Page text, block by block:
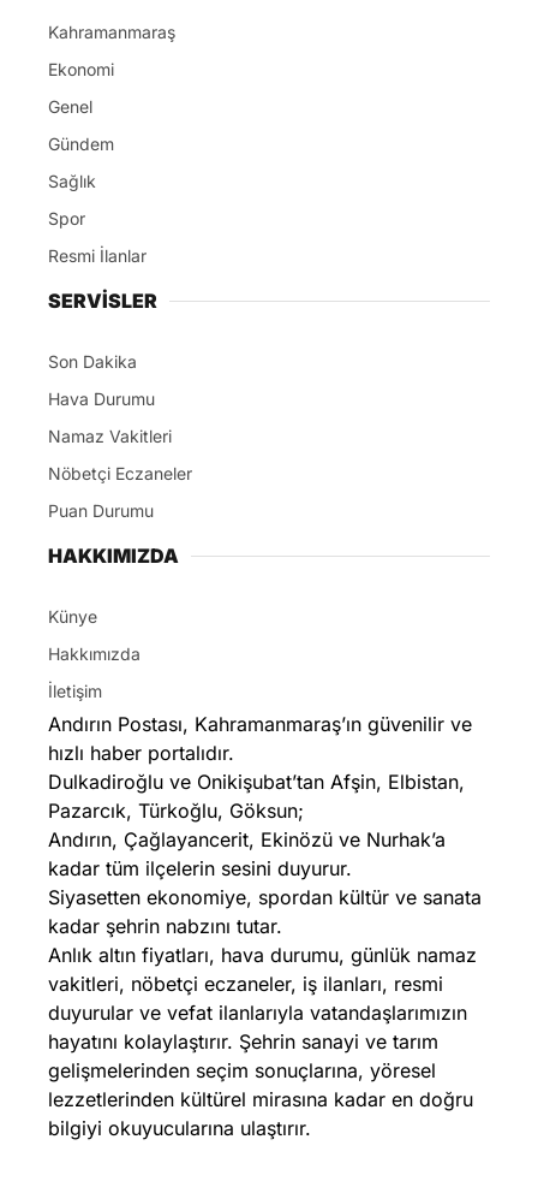
Kahramanmaraş
Ekonomi
Genel
Gündem
Sağlık
Spor
Resmi İlanlar
SERVİSLER
Son Dakika
Hava Durumu
Namaz Vakitleri
Nöbetçi Eczaneler
Puan Durumu
HAKKIMIZDA
Künye
Hakkımızda
İletişim
Andırın Postası, Kahramanmaraş’ın güvenilir ve
hızlı haber portalıdır.
Dulkadiroğlu ve Onikişubat’tan Afşin, Elbistan,
Pazarcık, Türkoğlu, Göksun;
Andırın, Çağlayancerit, Ekinözü ve Nurhak’a
kadar tüm ilçelerin sesini duyurur.
Siyasetten ekonomiye, spordan kültür ve sanata
kadar şehrin nabzını tutar.
Anlık altın fiyatları, hava durumu, günlük namaz
vakitleri, nöbetçi eczaneler, iş ilanları, resmi
duyurular ve vefat ilanlarıyla vatandaşlarımızın
hayatını kolaylaştırır. Şehrin sanayi ve tarım
gelişmelerinden seçim sonuçlarına, yöresel
lezzetlerinden kültürel mirasına kadar en doğru
bilgiyi okuyucularına ulaştırır.